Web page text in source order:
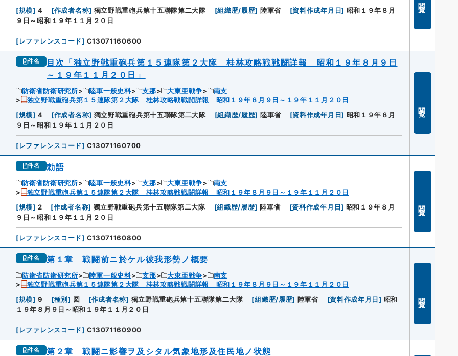
[規模] 4 [作成者名称] 獨立野戦重砲兵第十五聯隊第二大隊 [組織歴/履歴] 陸軍省 [資料作成年月日] 昭和１９年８月
９日～昭和１９年１１月２０日
[レファレンスコード] C13071160600
件名
目次「独立野戦重砲兵第１５連隊第２大隊 桂林攻略戦戦闘詳報 昭和１９年８月９日
～１９年１１月２０日」
防衛省防衛研究所 陸軍一般史料 支那 大東亜戦争
南支
独立野戦重砲兵第１５連隊第２大隊 桂林攻略戦戦闘詳報 昭和１９年８月９日～１９年１１月２０日
[規模] 4 [作成者名称] 獨立野戦重砲兵第十五聯隊第二大隊 [組織歴/履歴] 陸軍省 [資料作成年月日] 昭和１９年８月
９日～昭和１９年１１月２０日
[レファレンスコード] C13071160700
件名 勅語
防衛省防衛研究所 陸軍一般史料 支那 大東亜戦争
南支
独立野戦重砲兵第１５連隊第２大隊 桂林攻略戦戦闘詳報 昭和１９年８月９日～１９年１１月２０日
[規模] 2 [作成者名称] 獨立野戦重砲兵第十五聯隊第二大隊 [組織歴/履歴] 陸軍省 [資料作成年月日] 昭和１９年８月
９日～昭和１９年１１月２０日
[レファレンスコード] C13071160800
件名 第１章 戦闘前ニ於ケル彼我形勢ノ概要
防衛省防衛研究所 陸軍一般史料 支那 大東亜戦争
南支
独立野戦重砲兵第１５連隊第２大隊 桂林攻略戦戦闘詳報 昭和１９年８月９日～１９年１１月２０日
[規模] 9 [種別] 図 [作成者名称] 獨立野戦重砲兵第十五聯隊第二大隊 [組織歴/履歴] 陸軍省 [資料作成年月日] 昭和
１９年８月９日～昭和１９年１１月２０日
[レファレンスコード] C13071160900
件名 第２章 戦闘ニ影響ヲ及シタル気象地形及住民地ノ状態